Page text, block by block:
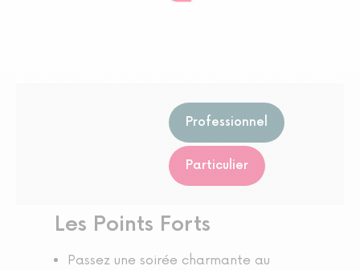
Professionnel
Particulier
Les Points Forts
Passez une soirée charmante au